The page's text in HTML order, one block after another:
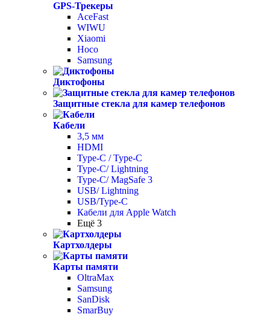
GPS-Трекеры
AceFast
WIWU
Xiaomi
Hoco
Samsung
Диктофоны
Защитные стекла для камер телефонов
Кабели
3,5 мм
HDMI
Type-C / Type-C
Type-C/ Lightning
Type-C/ MagSafe 3
USB/ Lightning
USB/Type-C
Кабели для Apple Watch
Ещё 3
Картхолдеры
Карты памяти
OltraMax
Samsung
SanDisk
SmarBuy